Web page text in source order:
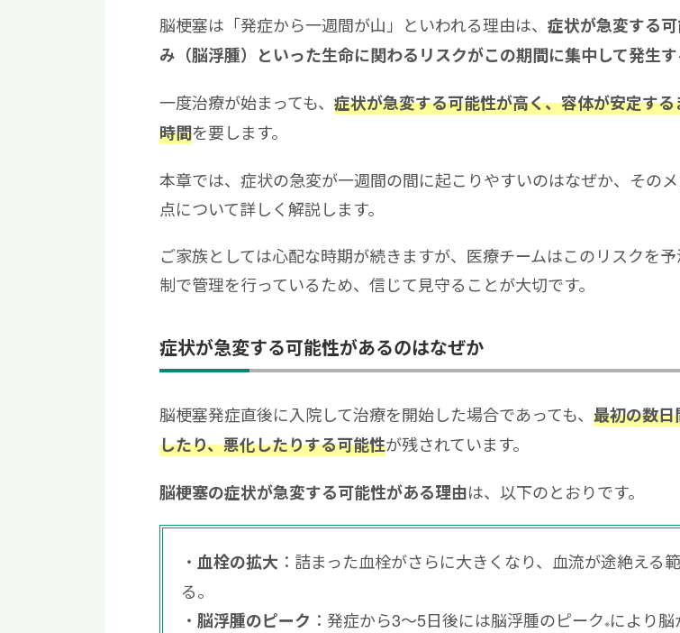
4.2家族ができるサポート
5 脳梗塞の一週間の山を超えた後の治療には再生医療をご検討ください
脳梗塞は「発症から一週間が山」といわれる理由は、 症状が急変する
み（脳浮腫）といった生命に関わるリスクがこの期間に集中して発生
一度治療が始まっても、 症状が急変する可能性が高く、容体が安定す
時間を要します。
本章では、症状の急変が一週間の間に起こりやすいのはなぜか、その
点について詳しく解説します。
ご家族としては心配な時期が続きますが、医療チームはこのリスクを
制で管理を行っているため、信じて見守ることが大切です。
症状が急変する可能性があるのはなぜか
脳梗塞発症直後に入院して治療を開始した場合であっても、 最初の数
したり、悪化したりする可能性が残されています。
脳梗塞の症状が急変する可能性がある理由は、以下のとおりです。
血栓の拡大 ：詰まった血栓がさらに大きくなり、血流が途絶える
る。
脳浮腫のピーク ：発症から3〜5日後には脳浮腫のピーク※により